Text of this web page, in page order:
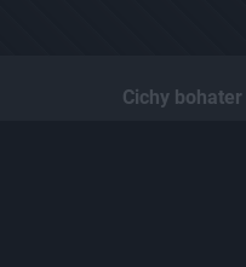
Cichy